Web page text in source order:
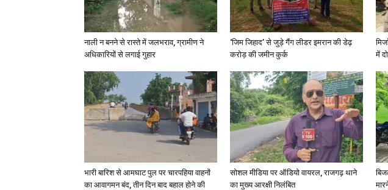
नाली न बनने से रास्ते में जलभराव, ग्रामीण ने
अधिकारियों से लगाई गुहार
‘जिम जिहाद’ से जुड़े गैंग लीडर इमरान की डेढ़
करोड़ की जमीन कुर्क
में
भारी बारिश से आमघाट पुल पर चारपहिया वाहनों
का आवागमन बंद, तीन दिन बाद बहाल होने की
सोशल मीडिया पर ऑडियो वायरल, राजगढ़ थाने
का मुख्य आरक्षी निलंबित